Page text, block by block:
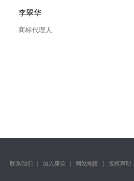
李翠华
商标代理人
联系我们 加入康信 网站地图 版权声明